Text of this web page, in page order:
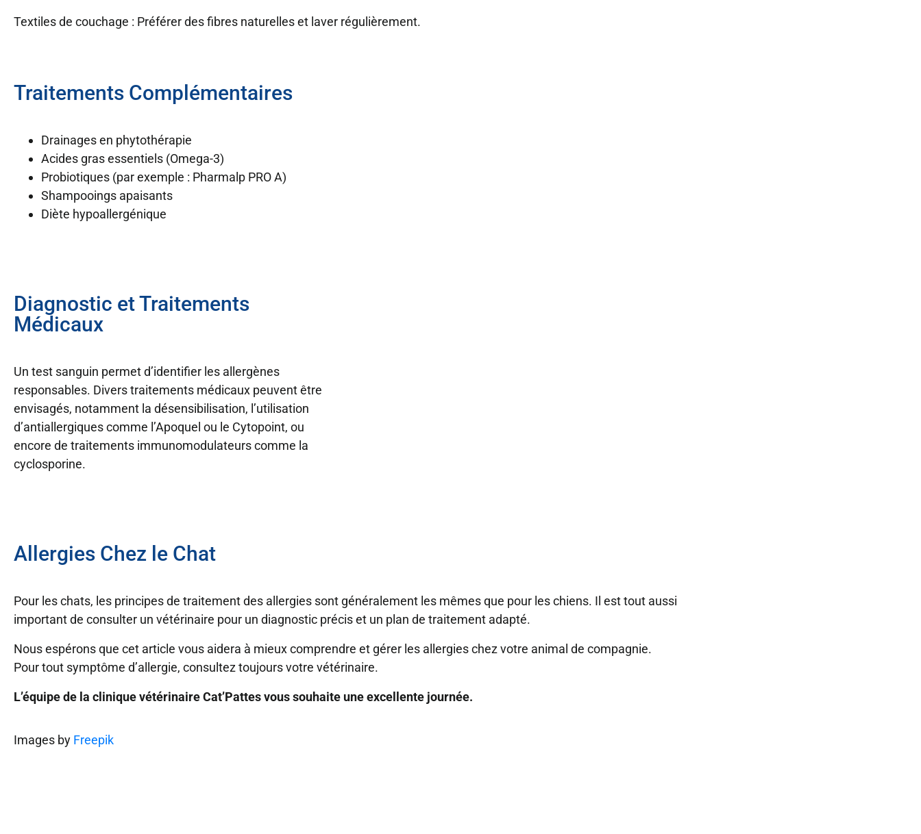
Textiles de couchage : Préférer des fibres naturelles et laver régulièrement.
Traitements Complémentaires
Drainages en phytothérapie
Acides gras essentiels (Omega-3)
Probiotiques (par exemple : Pharmalp PRO A)
Shampooings apaisants
Diète hypoallergénique
Diagnostic et Traitements
Médicaux
Un test sanguin permet d’identifier les allergènes
responsables. Divers traitements médicaux peuvent être
envisagés, notamment la désensibilisation, l’utilisation
d’antiallergiques comme l’Apoquel ou le Cytopoint, ou
encore de traitements immunomodulateurs comme la
cyclosporine.
Allergies Chez le Chat
Pour les chats, les principes de traitement des allergies sont généralement les mêmes que pour les chiens. Il est tout aussi
important de consulter un vétérinaire pour un diagnostic précis et un plan de traitement adapté.
Nous espérons que cet article vous aidera à mieux comprendre et gérer les allergies chez votre animal de compagnie.
Pour tout symptôme d’allergie, consultez toujours votre vétérinaire.
L’équipe de la clinique vétérinaire Cat’Pattes vous souhaite une excellente journée.
Images by Freepik